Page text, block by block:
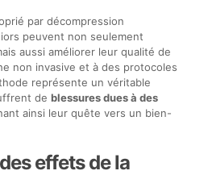
par décompression
peuvent non seulement
aussi améliorer leur qualité de
non invasive et à des protocoles
représente un véritable
de blessures dues à des
ainsi leur quête vers un bien-
effets de la